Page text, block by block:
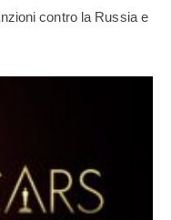
contro la Russia e